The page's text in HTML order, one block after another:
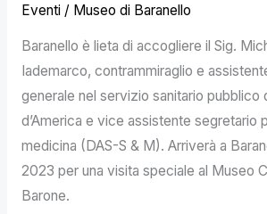
Eventi/ Museo di Baranello
Baranello è lieta di accogliere il Sig.
Iademarco, contrammiraglio e
generale nel servizio sanitario pubblico
d’America e vice assistente segretario
medicina (DAS-S & M). Arriverà a
2023 per una visita speciale al Museo
Barone.